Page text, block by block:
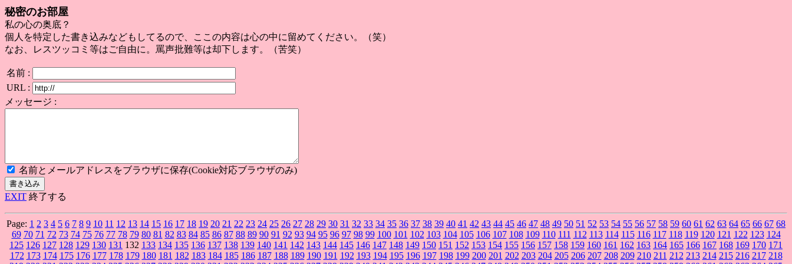
秘密のお部屋
私の心の奥底？
個人を特定した書き込みなどもしてるので、ここの内容は心の中に留めてください。（笑）
なお、レスツッコミ等はご自由に。罵声批難等は却下します。（苦笑）
名前 :
URL :
メッセージ :
名前とメールアドレスをブラウザに保存(Cookie対応ブラウザのみ)
EXIT 終了する
Page: 1 2 3 4 5 6 7 8 9 10 11 12 13 14 15 16 17 18 19 20 21 22 23 24 25 26 27 28 29 30 31 32 33 34 35 36 37 38 39 40 41 42 43 44 45 46 47 48 49 50 51 52 53 54 55 56 57 58 59 60 61 62 63 64 65 66 67 68
69 70 71 72 73 74 75 76 77 78 79 80 81 82 83 84 85 86 87 88 89 90 91 92 93 94 95 96 97 98 99 100 101 102 103 104 105 106 107 108 109 110 111 112 113 114 115 116 117 118 119 120 121 122 123 124
125 126 127 128 129 130 131 132 133 134 135 136 137 138 139 140 141 142 143 144 145 146 147 148 149 150 151 152 153 154 155 156 157 158 159 160 161 162 163 164 165 166 167 168 169 170 171
172 173 174 175 176 177 178 179 180 181 182 183 184 185 186 187 188 189 190 191 192 193 194 195 196 197 198 199 200 201 202 203 204 205 206 207 208 209 210 211 212 213 214 215 216 217 218